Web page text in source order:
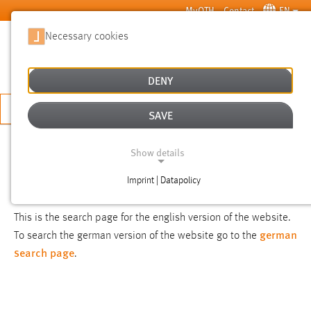
Skip to main content MyOTH Contact EN
APPLY NOW
This is the search page for the english version of the website.
To search the german version of the website go to the german
search page.
Necessary cookies
DENY
SAVE
Show details
Imprint | Datapolicy